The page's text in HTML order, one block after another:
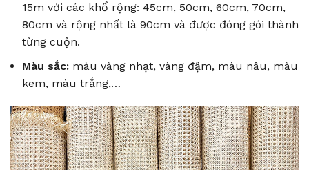
15m với các khổ rộng: 45cm, 50cm, 60cm, 70cm,
80cm và rộng nhất là 90cm và được đóng gói thành
từng cuộn.
Màu sắc: màu vàng nhạt, vàng đậm, màu nâu, màu
kem, màu trắng,…